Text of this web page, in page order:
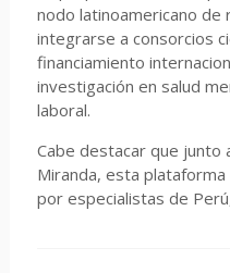
nodo latinoamericano de
integrarse a consorcios
financiamiento
investigación en salud
laboral.
Cabe destacar que junto
Miranda, esta
por especialistas de